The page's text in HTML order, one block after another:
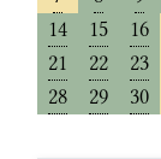
14
15 16
21
22 23
28
29 30